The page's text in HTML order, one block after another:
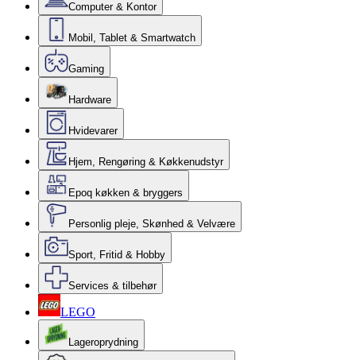
Computer & Kontor
Mobil, Tablet & Smartwatch
Gaming
Hardware
Hvidevarer
Hjem, Rengøring & Køkkenudstyr
Epoq køkken & bryggers
Personlig pleje, Skønhed & Velvære
Sport, Fritid & Hobby
Services & tilbehør
LEGO
Lageroprydning